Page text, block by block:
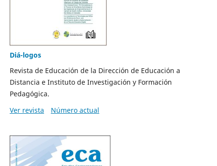
Diá-logos
Revista de Educación de la Dirección de Educación a
Distancia e Instituto de Investigación y Formación
Pedagógica.
Ver revista
Número actual